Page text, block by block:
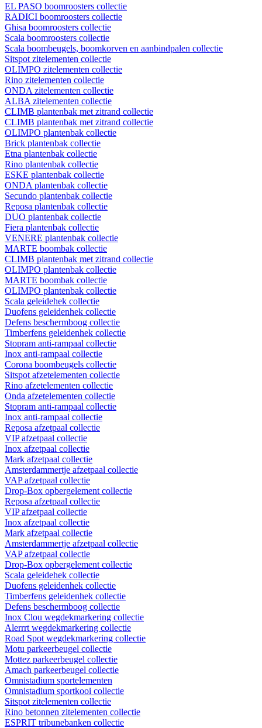
EL PASO boomroosters collectie
RADICI boomroosters collectie
Ghisa boomroosters collectie
Scala boomroosters collectie
Scala boombeugels, boomkorven en aanbindpalen collectie
Sitspot zitelementen collectie
OLIMPO zitelementen collectie
Rino zitelementen collectie
ONDA zitelementen collectie
ALBA zitelementen collectie
CLIMB plantenbak met zitrand collectie
CLIMB plantenbak met zitrand collectie
OLIMPO plantenbak collectie
Brick plantenbak collectie
Etna plantenbak collectie
Rino plantenbak collectie
ESKE plantenbak collectie
ONDA plantenbak collectie
Secundo plantenbak collectie
Reposa plantenbak collectie
DUO plantenbak collectie
Fiera plantenbak collectie
VENERE plantenbak collectie
MARTE boombak collectie
CLIMB plantenbak met zitrand collectie
OLIMPO plantenbak collectie
MARTE boombak collectie
OLIMPO plantenbak collectie
Scala geleidehek collectie
Duofens geleidenhek collectie
Defens beschermboog collectie
Timberfens geleidenhek collectie
Stopram anti-rampaal collectie
Inox anti-rampaal collectie
Corona boombeugels collectie
Sitspot afzetelementen collectie
Rino afzetelementen collectie
Onda afzetelementen collectie
Stopram anti-rampaal collectie
Inox anti-rampaal collectie
Reposa afzetpaal collectie
VIP afzetpaal collectie
Inox afzetpaal collectie
Mark afzetpaal collectie
Amsterdammertje afzetpaal collectie
VAP afzetpaal collectie
Drop-Box opbergelement collectie
Reposa afzetpaal collectie
VIP afzetpaal collectie
Inox afzetpaal collectie
Mark afzetpaal collectie
Amsterdammertje afzetpaal collectie
VAP afzetpaal collectie
Drop-Box opbergelement collectie
Scala geleidehek collectie
Duofens geleidenhek collectie
Timberfens geleidenhek collectie
Defens beschermboog collectie
Inox Clou wegdekmarkering collectie
Alerrrt wegdekmarkering collectie
Road Spot wegdekmarkering collectie
Motu parkeerbeugel collectie
Mottez parkeerbeugel collectie
Amach parkeerbeugel collectie
Omnistadium sportelementen
Omnistadium sportkooi collectie
Sitspot zitelementen collectie
Rino betonnen zitelementen collectie
ESPRIT tribunebanken collectie